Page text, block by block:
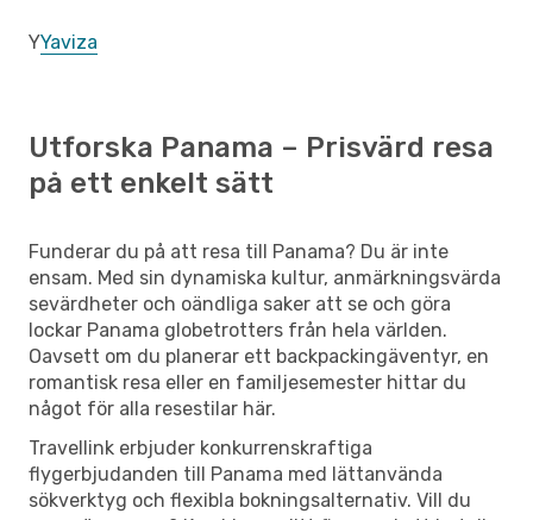
YYaviza
Utforska Panama – Prisvärd resa
på ett enkelt sätt
Funderar du på att resa till Panama? Du är inte
ensam. Med sin dynamiska kultur, anmärkningsvärda
sevärdheter och oändliga saker att se och göra
lockar Panama globetrotters från hela världen.
Oavsett om du planerar ett backpackingäventyr, en
romantisk resa eller en familjesemester hittar du
något för alla resestilar här.
Travellink erbjuder konkurrenskraftiga
flygerbjudanden till Panama med lättanvända
sökverktyg och flexibla bokningsalternativ. Vill du